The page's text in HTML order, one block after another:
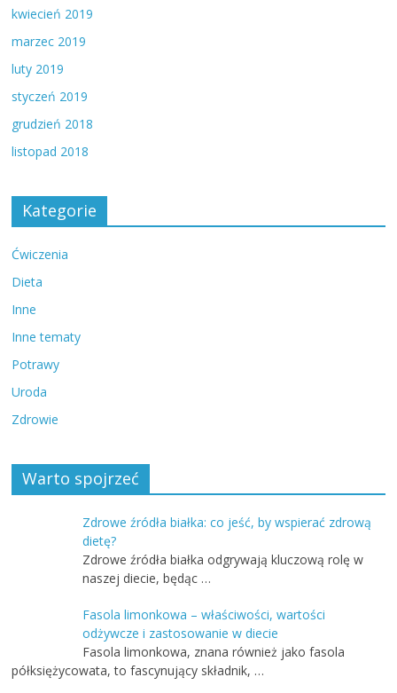
kwiecień 2019
marzec 2019
luty 2019
styczeń 2019
grudzień 2018
listopad 2018
Kategorie
Ćwiczenia
Dieta
Inne
Inne tematy
Potrawy
Uroda
Zdrowie
Warto spojrzeć
Zdrowe źródła białka: co jeść, by wspierać zdrową
dietę?
Zdrowe źródła białka odgrywają kluczową rolę w
naszej diecie, będąc …
Fasola limonkowa – właściwości, wartości
odżywcze i zastosowanie w diecie
Fasola limonkowa, znana również jako fasola
półksiężycowata, to fascynujący składnik, …